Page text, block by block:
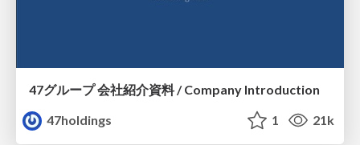
47グループ 会社紹介資料 / Company Introduction
47holdings
1 21k